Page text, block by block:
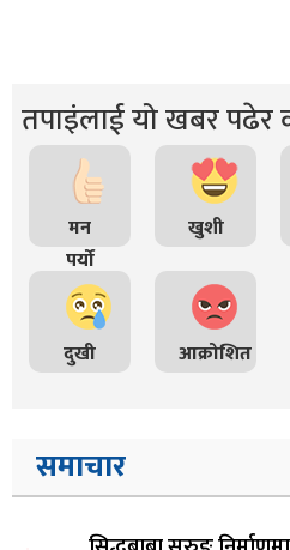
तपाइंलाई यो खबर पढेर
मन
पर्यो
खुशी
दुखी आक्रोशित
समाचार